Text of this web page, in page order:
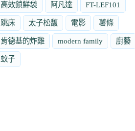
高效鎖鮮袋 阿凡達 FT-LEF101
跳床 太子松馥 電影 薯條
肯德基的炸雞 modern family 廚藝
蚊子